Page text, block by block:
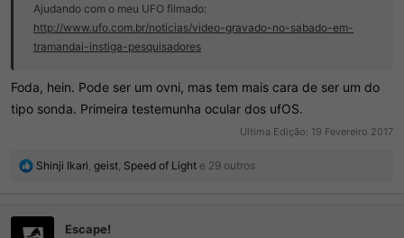
Ajudando com o meu UFO filmado:
http://www.ufo.com.br/noticias/video-gravado-no-sabado-em-
tramandai-instiga-pesquisadores
Foda, hein. Pode ser um ovni, mas tem mais cara de ser um do
tipo sonda. Primeira testemunha ocular dos ufOS.
Ultima Edição: 19 Fevereiro 2017
R
ç
õ
Shinji Ikari, geist, Speed of Light e 29 outros
Escape!